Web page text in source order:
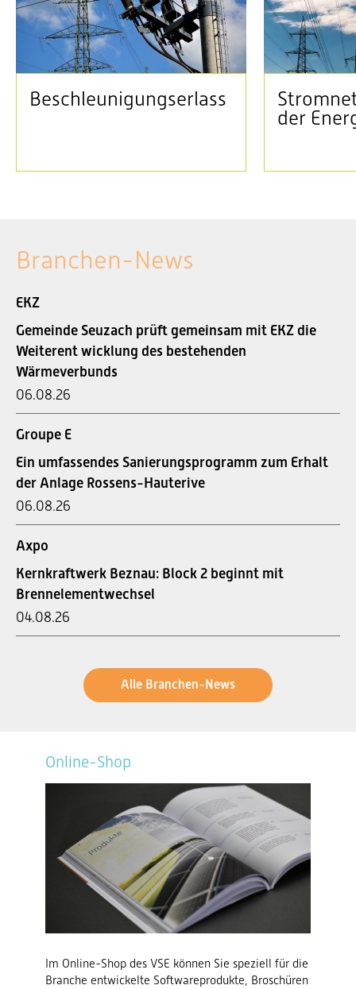
Beschleunigungserlass
der
Branchen-News
EKZ
Gemeinde Seuzach prüft gemeinsam mit EKZ die
Weiterent wicklung des bestehenden
Wärmeverbunds
06.08.26
Groupe E
Ein umfassendes Sanierungsprogramm zum Erhalt
der Anlage Rossens-Hauterive
06.08.26
Axpo
Kernkraftwerk Beznau: Block 2 beginnt mit
Brennelementwechsel
04.08.26
Alle Branchen-News
Online-Shop
Im Online-Shop des VSE können Sie speziell für die
Branche entwickelte Softwareprodukte, Broschüren